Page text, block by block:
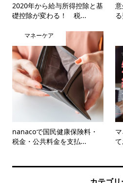
2020年から給与所得控除と基
礎控除が変わる！ 税...
マネーケア
nanacoで国民健康保険料・
税金・公共料金を支払...